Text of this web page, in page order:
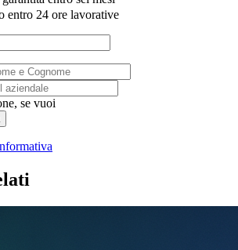
entro 24 ore lavorative
se vuoi